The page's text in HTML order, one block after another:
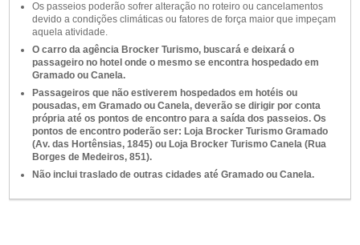
Os passeios poderão sofrer alteração no roteiro ou cancelamentos
devido a condições climáticas ou fatores de força maior que impeçam
aquela atividade.
O carro da agência Brocker Turismo, buscará e deixará o
passageiro no hotel onde o mesmo se encontra hospedado em
Gramado ou Canela.
Passageiros que não estiverem hospedados em hotéis ou
pousadas, em Gramado ou Canela, deverão se dirigir por conta
própria até os pontos de encontro para a saída dos passeios. Os
pontos de encontro poderão ser: Loja Brocker Turismo Gramado
(Av. das Hortênsias, 1845) ou Loja Brocker Turismo Canela (Rua
Borges de Medeiros, 851).
Não inclui traslado de outras cidades até Gramado ou Canela.